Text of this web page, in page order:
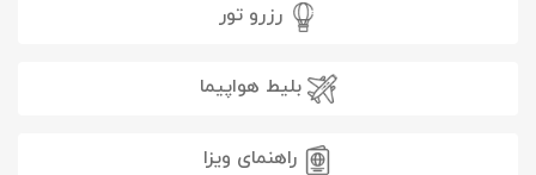
رزرو تور
بلیط هواپیما
راهنمای ویزا